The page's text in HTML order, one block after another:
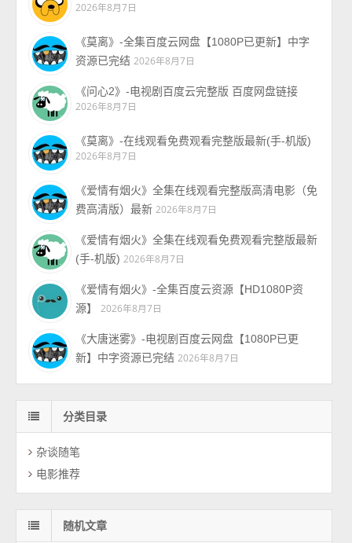
2026年8月7日
《莫离》-全集百度云网盘【1080P已更新】中字
资源已完结 2026年8月7日
《问心2》-电视剧百度云完整版 百度网盘链接
2026年8月7日
《莫离》-在线观看免费观看完整版最新(手-机版)
2026年8月7日
《爱情有烟火》全集在线观看完整版高清电影（免
费高清版）最新 2026年8月7日
《爱情有烟火》全集在线观看免费观看完整版最新
(手-机版) 2026年8月7日
《爱情有烟火》-全集百度云资源【HD1080P资
源】
2026年8月7日
《大唐迷雾》-电视剧百度云网盘【1080P已更
新】中字资源已完结 2026年8月7日
分类目录
杂谈随笔
电影推荐
随机文章